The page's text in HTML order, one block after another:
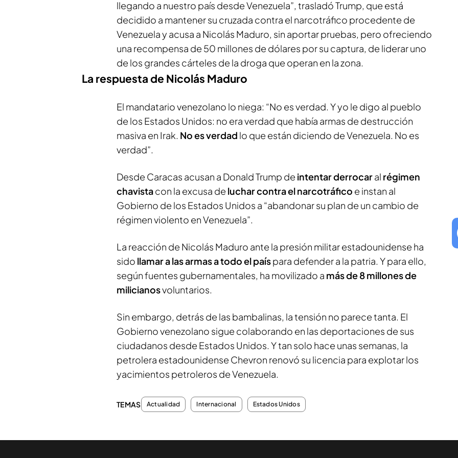
llegando a nuestro país desde Venezuela”, trasladó Trump, que está
decidido a mantener su cruzada contra el narcotráfico procedente de
Venezuela y acusa a Nicolás Maduro, sin aportar pruebas, pero ofreciendo
una recompensa de 50 millones de dólares por su captura, de liderar uno
de los grandes cárteles de la droga que operan en la zona.
La respuesta de Nicolás Maduro
El mandatario venezolano lo niega: “No es verdad. Y yo le digo al pueblo
de los Estados Unidos: no era verdad que había armas de destrucción
masiva en Irak. No es verdad lo que están diciendo de Venezuela. No es
verdad”.
Desde Caracas acusan a Donald Trump de intentarderrocaral régimen
chavistacon la excusa de luchar contra el narcotráfico e instan al
Gobierno de los Estados Unidos a “abandonar su plan de un cambio de
régimen violento en Venezuela”.
La reacción de Nicolás Maduro ante la presión militar estadounidense ha
sido llamar a las armas a todo el paíspara defender a la patria. Y para ello,
según fuentes gubernamentales, ha movilizado a más de 8 millones de
milicianosvoluntarios.
Sin embargo, detrás de las bambalinas, la tensión no parece tanta. El
Gobierno venezolano sigue colaborando en las deportaciones de sus
ciudadanos desde Estados Unidos. Y tan solo hace unas semanas, la
petrolera estadounidense Chevron renovó su licencia para explotar los
yacimientos petroleros de Venezuela.
TEMAS Actualidad Internacional Estados Unidos